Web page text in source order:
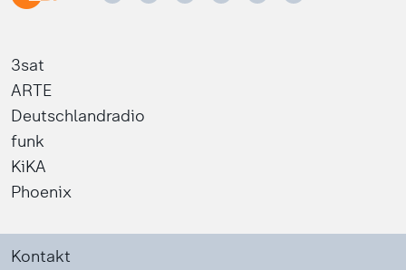
3sat
ARTE
Deutschlandradio
funk
KiKA
Phoenix
Kontakt